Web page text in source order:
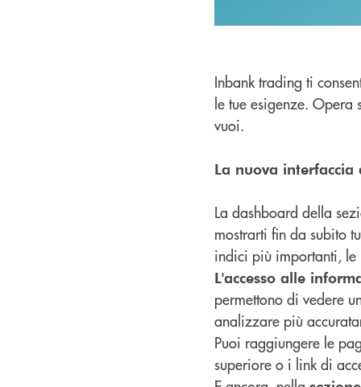
Inbank trading ti
le tue esigenze. Opera
vuoi.
La nuova
La dashboard della
mostrarti fin da subito
indici più importanti, le
L'accesso alle
permettono di vedere
analizzare più
Puoi raggiungere le
superiore o i link di